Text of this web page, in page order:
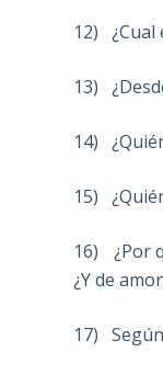
12) ¿Cual
13)
14)
15)
16) ¿Por
¿Y de
17)